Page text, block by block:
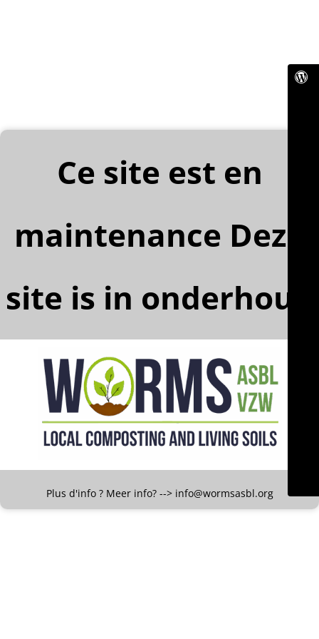
Ce site est en
maintenance Deze
site is in onderhoud
Plus d'info ? Meer info? --> info@wormsasbl.org